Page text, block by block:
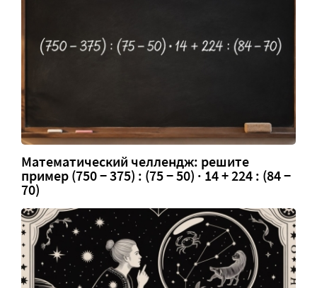
Математический челлендж: решите
пример (750 − 375) : (75 − 50) · 14 + 224 : (84 −
70)